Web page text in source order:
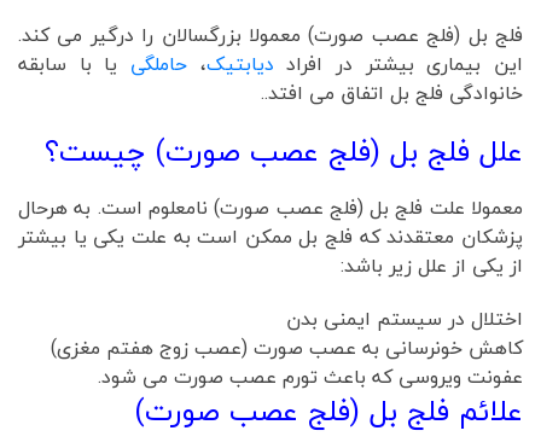
فلج بل (فلج عصب صورت) معمولا بزرگسالان را درگیر می کند.
این بیماری بیشتر در افراددیابتیک، حاملگی یا با سابقه
خانوادگی فلج بل اتفاق می افتد..
علل فلج بل (فلج عصب صورت) چیست؟
معمولا علت فلج بل (فلج عصب صورت) نامعلوم است. به هرحال
پزشکان معتقدند که فلج بل ممکن است به علت یکی یا بیشتر
از یکی از علل زیر باشد:
اختلال در سیستم ایمنی بدن
کاهش خونرسانی به عصب صورت (عصب زوج هفتم مغزی)
عفونت ویروسی که باعث تورم عصب صورت می شود.
علائم فلج بل (فلج عصب صورت)